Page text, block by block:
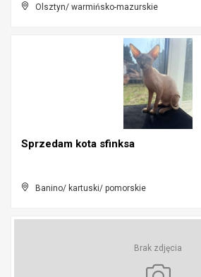
Olsztyn/ warmińsko-mazurskie
Sprzedam kota sfinksa
Banino/ kartuski/ pomorskie
Brak zdjęcia